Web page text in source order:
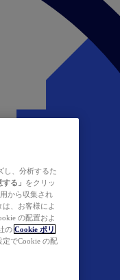
し、分析するた
する」 をクリッ
から収集され
、お客様によ
の配置およ
の Cookie ポリ
でCookie の配